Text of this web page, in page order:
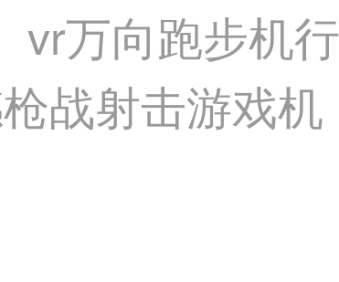
vr万向跑步机
战射击游戏机